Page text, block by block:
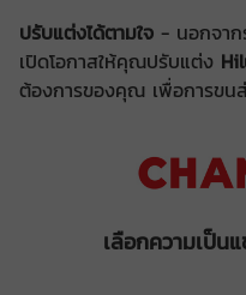
ปรับแต่งได้ตามใจ - นอกจาก
เปิดโอกาสให้คุณปรับแต่ง
ต้องการของคุณ เพื่อการขน
เลือกความเป็น